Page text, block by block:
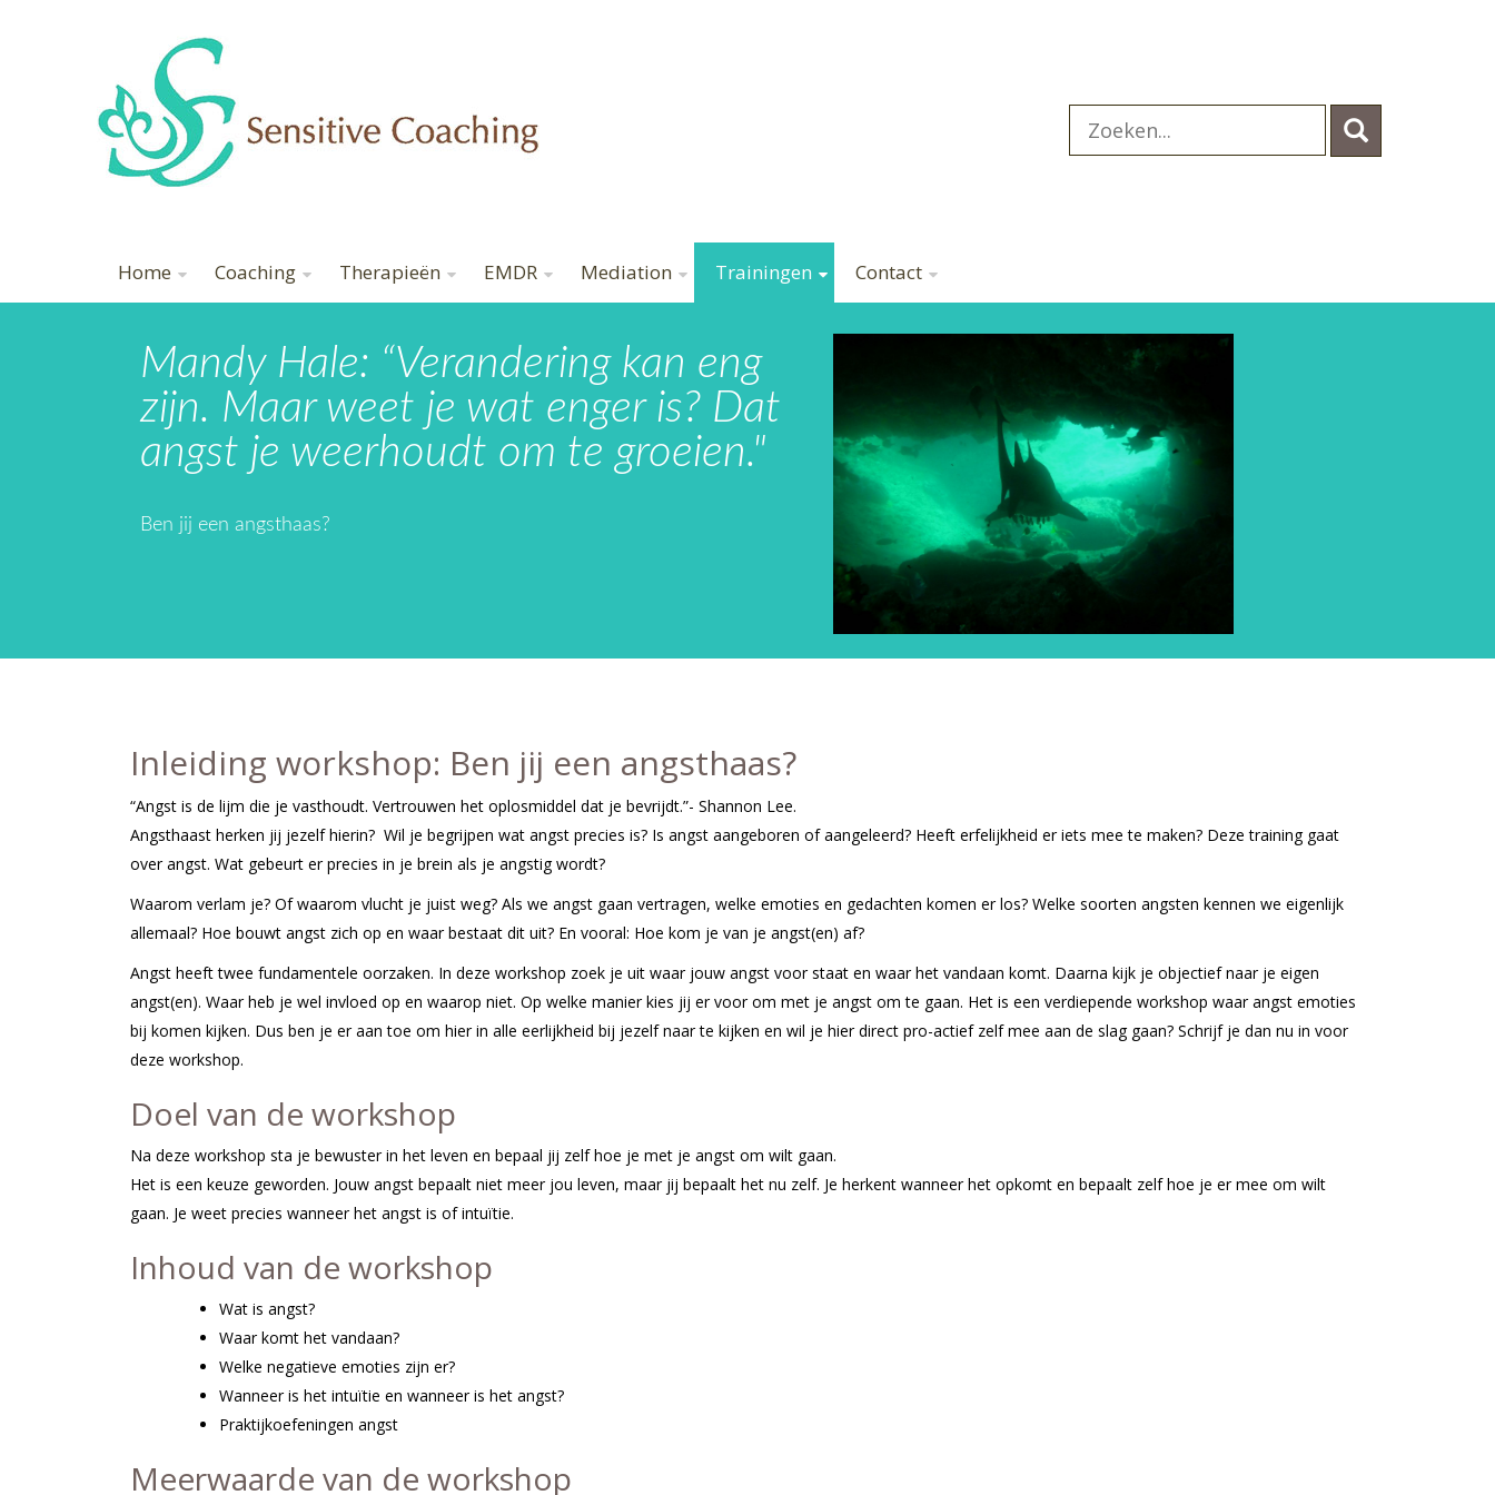
Home Coaching Therapieën EMDR Mediation Trainingen Contact
Mandy Hale: “Verandering kan eng
zijn. Maar weet je wat enger is? Dat
angst je weerhoudt om te groeien."
Ben jij een angsthaas?
Inleiding workshop: Ben jij een angsthaas?
“Angst is de lijm die je vasthoudt. Vertrouwen het oplosmiddel dat je bevrijdt.”- Shannon Lee.
Angsthaast herken jij jezelf hierin? Wil je begrijpen wat angst precies is? Is angst aangeboren of aangeleerd? Heeft erfelijkheid er iets mee te maken? Deze training gaat
over angst. Wat gebeurt er precies in je brein als je angstig wordt?
Waarom verlam je? Of waarom vlucht je juist weg? Als we angst gaan vertragen, welke emoties en gedachten komen er los? Welke soorten angsten kennen we eigenlijk
allemaal? Hoe bouwt angst zich op en waar bestaat dit uit? En vooral: Hoe kom je van je angst(en) af?
Angst heeft twee fundamentele oorzaken. In deze workshop zoek je uit waar jouw angst voor staat en waar het vandaan komt. Daarna kijk je objectief naar je eigen
angst(en). Waar heb je wel invloed op en waarop niet. Op welke manier kies jij er voor om met je angst om te gaan. Het is een verdiepende workshop waar angst emoties
bij komen kijken. Dus ben je er aan toe om hier in alle eerlijkheid bij jezelf naar te kijken en wil je hier direct pro-actief zelf mee aan de slag gaan? Schrijf je dan nu in voor
deze workshop.
Doel van de workshop
Na deze workshop sta je bewuster in het leven en bepaal jij zelf hoe je met je angst om wilt gaan.
Het is een keuze geworden. Jouw angst bepaalt niet meer jou leven, maar jij bepaalt het nu zelf. Je herkent wanneer het opkomt en bepaalt zelf hoe je er mee om wilt
gaan. Je weet precies wanneer het angst is of intuïtie.
Inhoud van de workshop
Wat is angst?
Waar komt het vandaan?
Welke negatieve emoties zijn er?
Wanneer is het intuïtie en wanneer is het angst?
Praktijkoefeningen angst
Meerwaarde van de workshop